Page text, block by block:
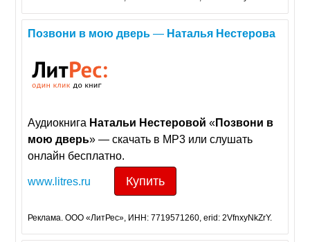
Позвони в мою дверь — Наталья Нестерова
Аудиокнига Натальи Нестеровой «Позвони в
мою дверь» — скачать в MP3 или слушать
онлайн бесплатно.
www.litres.ru Купить
Реклама. ООО «ЛитРес», ИНН: 7719571260, erid: 2VfnxyNkZrY.